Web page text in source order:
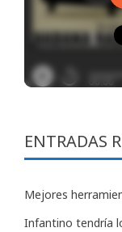
ENTRADAS
Mejores
Infantino tendría